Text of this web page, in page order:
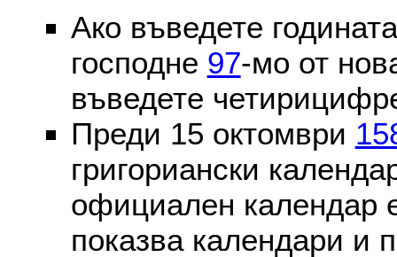
Ако въведете
господне 97-мо от
въведете
Преди 15 октомври
григориански
официален календар
показва календари и